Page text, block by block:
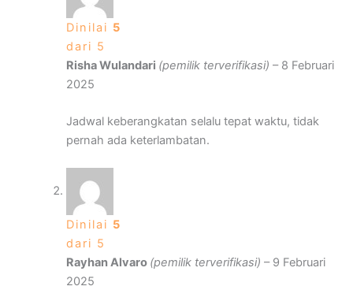
Dinilai 5
dari 5
Risha Wulandari (pemilik terverifikasi) – 8 Februari
2025
Jadwal keberangkatan selalu tepat waktu, tidak
pernah ada keterlambatan.
Dinilai 5
dari 5
Rayhan Alvaro (pemilik terverifikasi) – 9 Februari
2025